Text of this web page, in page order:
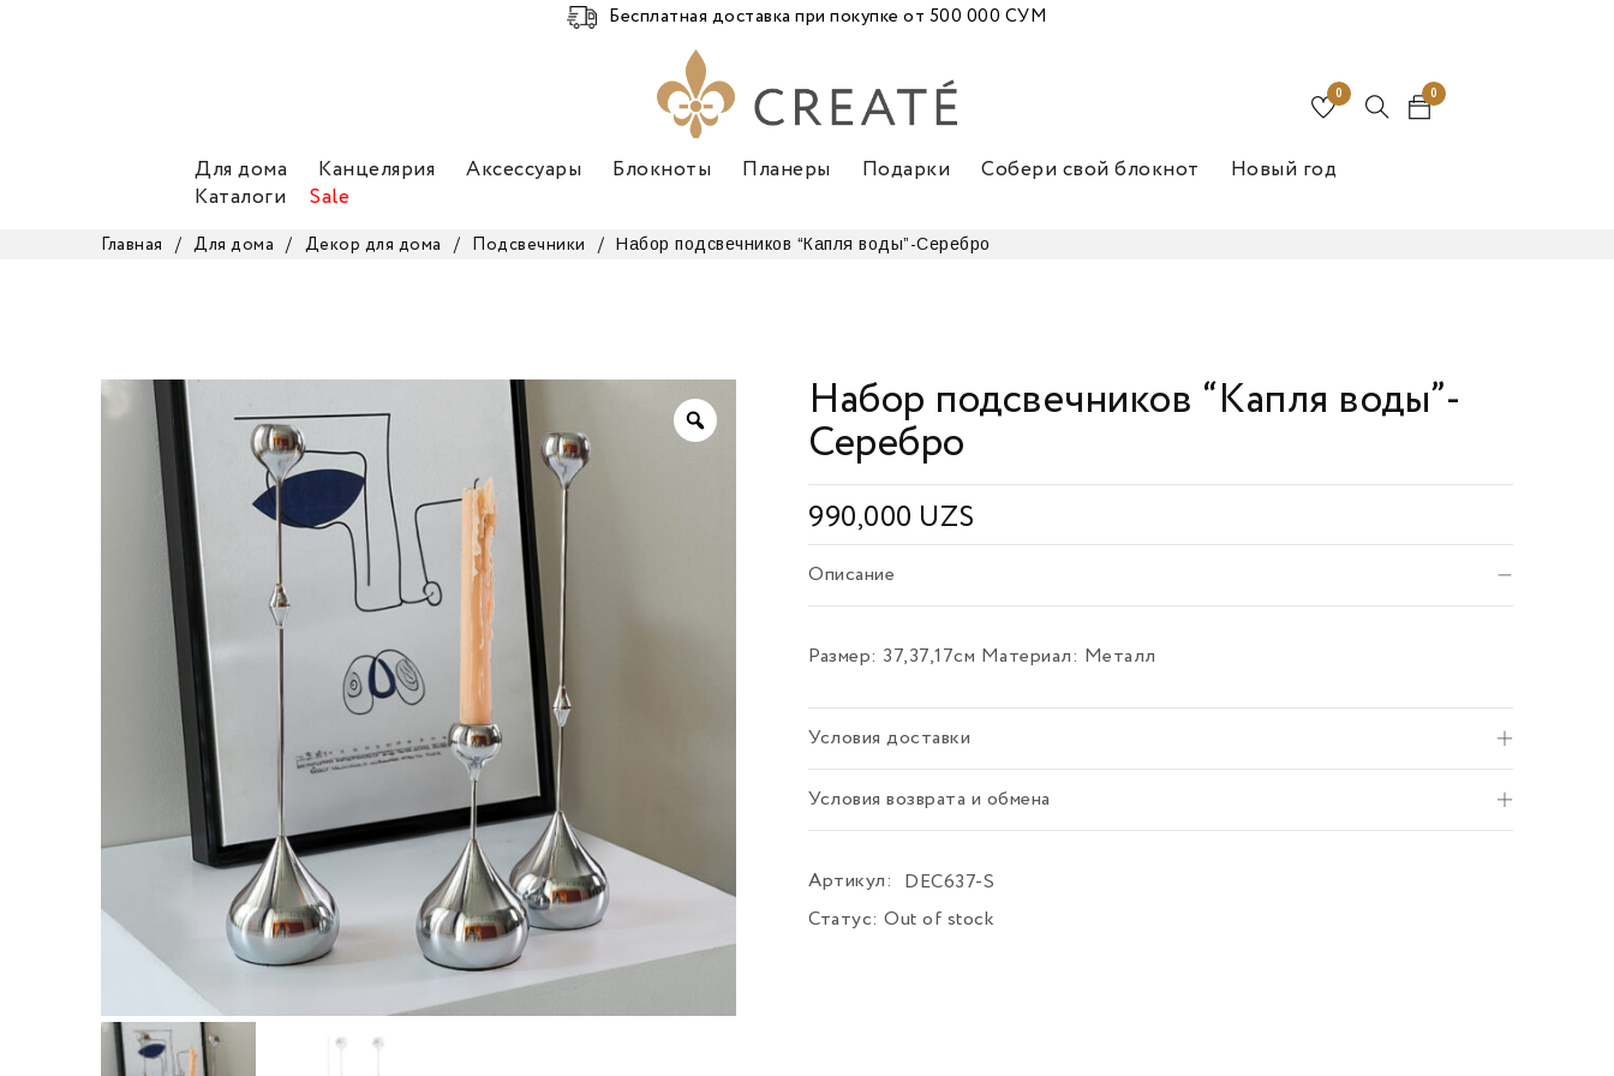
Бесплатная доставка при покупке от 500 000 СУМ
0
0
Для дома Канцелярия Аксессуары Блокноты Планеры Подарки Собери свой блокнот
Новый год
Каталоги
Sale
Главная / Для дома / Декор для дома / Подсвечники / Набор подсвечников “Капля воды”-Серебро
Набор подсвечников “Капля воды”-
Серебро
990,000 UZS
Описание
Размер: 37,37,17см Материал: Металл
Условия доставки
Условия возврата и обмена
Артикул:
DEC637-S
Статус: Out of stock